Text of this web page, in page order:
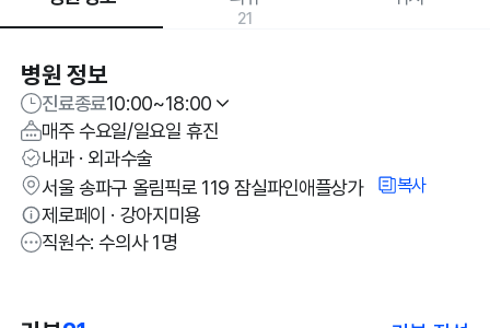
21
병원 정보
진료종료10:00~18:00
매주 수요일/일요일 휴진
내과 · 외과수술
서울 송파구 올림픽로 119 잠실파인애플상가
복사
제로페이 · 강아지미용
직원수: 수의사 1명